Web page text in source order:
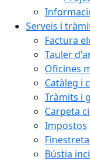
Serveis i
Factura
Tauler
Oficines
Catàleg i
Tràmits i
Carpeta
Impostos
Bústia